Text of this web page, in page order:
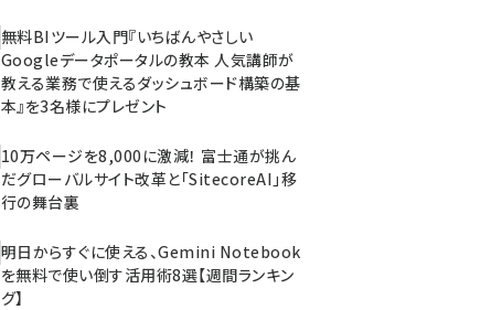
無料BIツール入門『いちばんやさしい
Googleデータポータルの教本 人気講師が
教える業務で使えるダッシュボード構築の基
本』を3名様にプレゼント
10万ページを8,000に激減！ 富士通が挑ん
だグローバルサイト改革と「SitecoreAI」移
行の舞台裏
明日からすぐに使える、Gemini Notebook
を無料で使い倒す活用術8選【週間ランキン
グ】